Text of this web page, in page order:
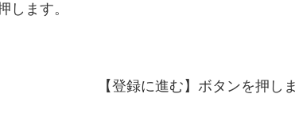
します。
【登録に進む】ボタンを押し